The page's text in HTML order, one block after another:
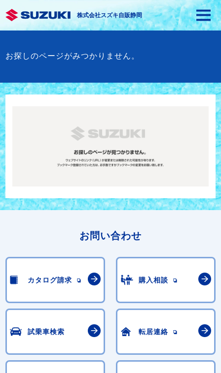
株式会社スズキ自販静岡
お探しのページがみつかりません。
お問い合わせ
カタログ請求 購入相談
試乗車検索 転居連絡